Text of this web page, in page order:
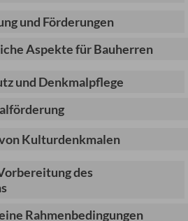
und Förderungen
Aspekte für Bauherren
und Denkmalpflege
Kulturdenkmalen
des
Rahmenbedingungen